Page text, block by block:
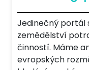
Jedinečný portál
zemědělství
činností. Máme
evropských